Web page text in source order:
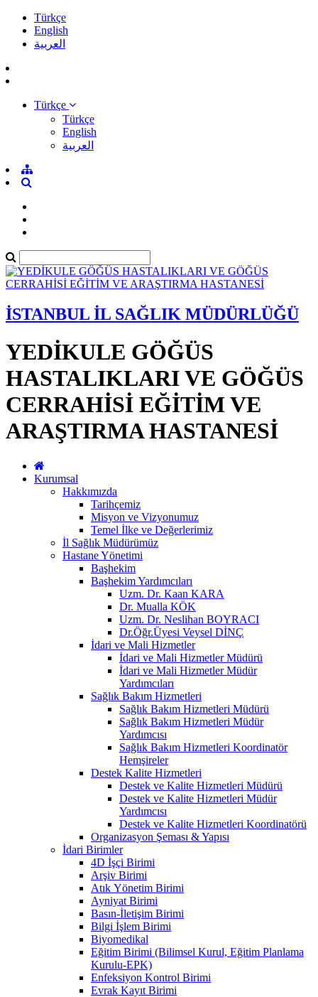
Türkçe
English
العربية
Türkçe
Türkçe
English
العربية
İSTANBUL İL SAĞLIK MÜDÜRLÜĞÜ
YEDİKULE GÖĞÜS
HASTALIKLARI VE GÖĞÜS
CERRAHİSİ EĞİTİM VE
ARAŞTIRMA HASTANESİ
Kurumsal
Hakkımızda
Tarihçemiz
Misyon ve Vizyonumuz
Temel İlke ve Değerlerimiz
İl Sağlık Müdürümüz
Hastane Yönetimi
Başhekim
Başhekim Yardımcıları
Uzm. Dr. Kaan KARA
Dr. Mualla KÖK
Uzm. Dr. Neslihan BOYRACI
Dr.Öğr.Üyesi Veysel DİNÇ
İdari ve Mali Hizmetler
İdari ve Mali Hizmetler Müdürü
İdari ve Mali Hizmetler Müdür
Yardımcıları
Sağlık Bakım Hizmetleri
Sağlık Bakım Hizmetleri Müdürü
Sağlık Bakım Hizmetleri Müdür
Yardımcısı
Sağlık Bakım Hizmetleri Koordinatör
Hemşireler
Destek Kalite Hizmetleri
Destek ve Kalite Hizmetleri Müdürü
Destek ve Kalite Hizmetleri Müdür
Yardımcısı
Destek ve Kalite Hizmetleri Koordinatörü
Organizasyon Şeması & Yapısı
İdari Birimler
4D İşçi Birimi
Arşiv Birimi
Atık Yönetim Birimi
Ayniyat Birimi
Basın-İletişim Birimi
Bilgi İşlem Birimi
Biyomedikal
Eğitim Birimi (Bilimsel Kurul, Eğitim Planlama
Kurulu-EPK)
Enfeksiyon Kontrol Birimi
Evrak Kayıt Birimi